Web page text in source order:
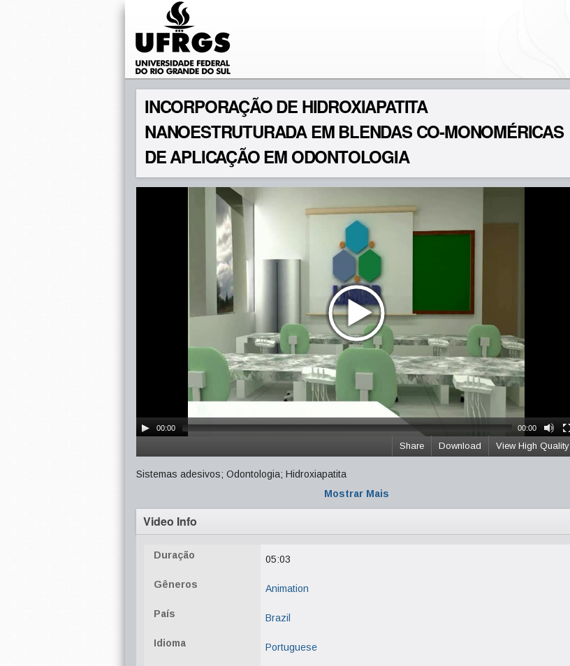
INCORPORAÇÃO DE HIDROXIAPATITA
NANOESTRUTURADA EM BLENDAS CO-MONOMÉRICAS
DE APLICAÇÃO EM ODONTOLOGIA
00:00 00:00
View High Quality
Download
Share
Sistemas adesivos; Odontologia; Hidroxiapatita
Mostrar Mais
Video Info
Duração 05:03
Gêneros Animation
País Brazil
Idioma Portuguese